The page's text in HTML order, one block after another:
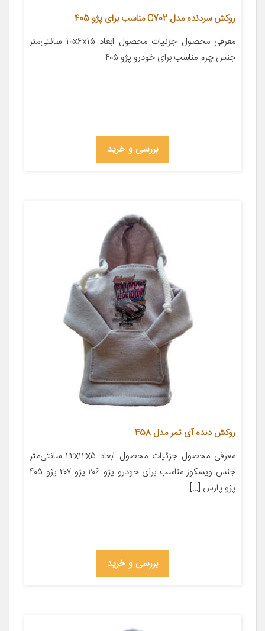
روکش سردنده مدل C702 مناسب برای پژو 405
معرفی محصول جزئیات محصول ابعاد ۱۰x۶x۱۵ سانتی‌متر
جنس چرم مناسب برای خودرو پژو ۴۰۵
بررسی و خرید
روکش دنده آی تمر مدل 458
معرفی محصول جزئیات محصول ابعاد ۲۲x۱۲x۵ سانتی‌متر
جنس ویسکوز مناسب برای خودرو پژو ۲۰۶ پژو ۲۰۷ پژو ۴۰۵
پژو پارس […]
بررسی و خرید